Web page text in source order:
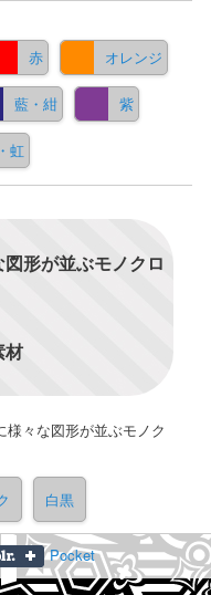
赤 オレンジ
藍・紺 紫
虹
形が並ぶモノクロ
材
様々な図形が並ぶモノク
白黒
Pocket